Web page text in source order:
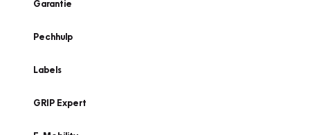
Garantie
Pechhulp
Labels
GRIP Expert